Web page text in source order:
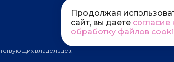
владельцев.
Продолжая
сайт, вы даете согласие
обработку файлов